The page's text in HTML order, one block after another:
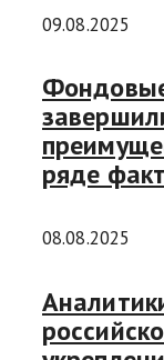
09.08.2025
ряде
08.08.2025